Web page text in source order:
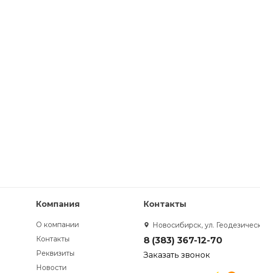
Компания
О компании
Контакты
Реквизиты
Новости
Контакты
Новосибирск, ул.
8 (383) 367-12-70
Заказать звонок